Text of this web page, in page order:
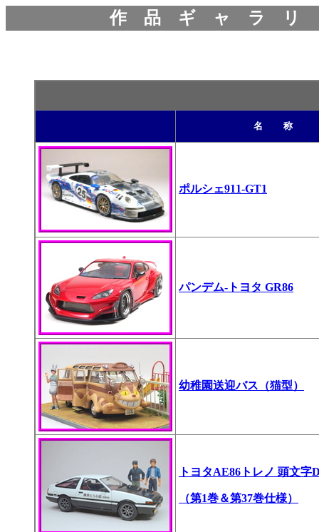
作 品 ギ ャ ラ
名 称
ポルシェ911-GT1
パンデム-トヨタ GR86
幼稚園送迎バス（猫型）
トヨタAE86トレノ 頭文字
（第1巻＆第37巻仕様）